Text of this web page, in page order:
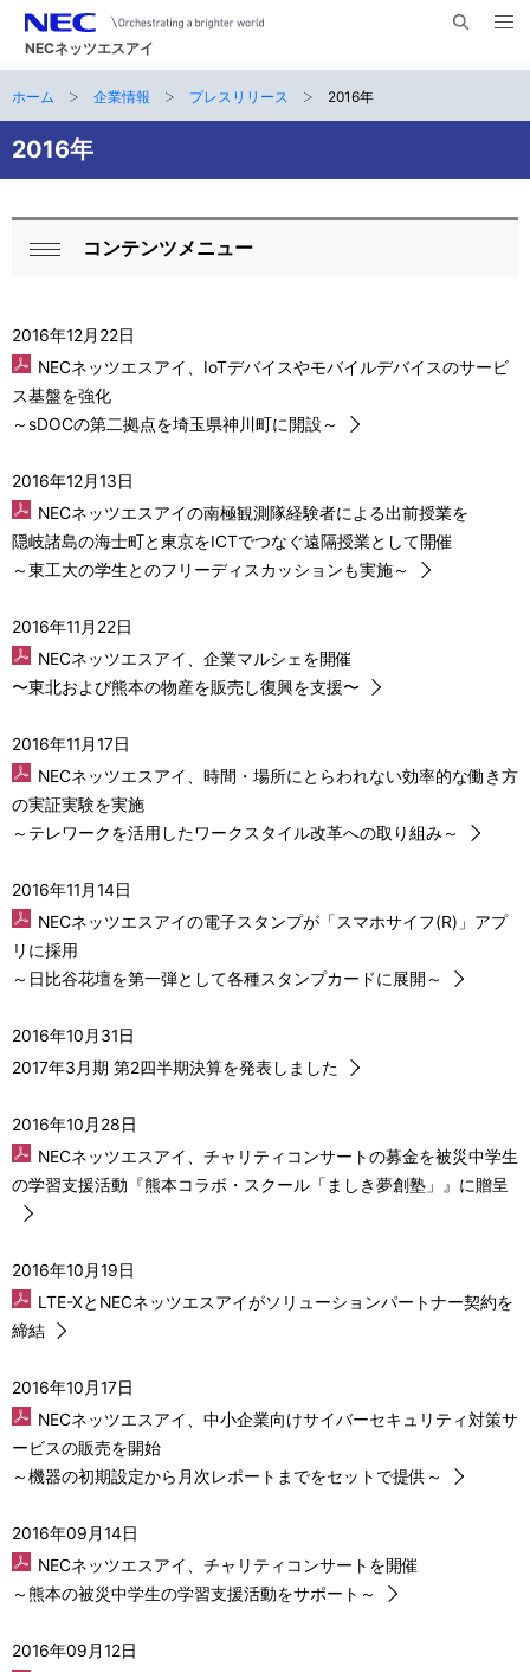
NECネッツエスアイ
内
メ
ナ
ビ
ゲ
ー
ン
サ
イ
現
在
位
ホーム 企業情報 プレスリリース 2016年
2016年
ロ
カ
ル
ナ
ビ
ゲ
ー
ョ
ン
る
コンテンツメニュー
2016年12月22日
NECネッツエスアイ、IoTデバイスやモバイルデバイスのサービ
ス基盤を強化
～sDOCの第二拠点を埼玉県神川町に開設～
2016年12月13日
NECネッツエスアイの南極観測隊経験者による出前授業を
隠岐諸島の海士町と東京をICTでつなぐ遠隔授業として開催
～東工大の学生とのフリーディスカッションも実施～
2016年11月22日
NECネッツエスアイ、企業マルシェを開催
〜東北および熊本の物産を販売し復興を⽀援〜
2016年11月17日
NECネッツエスアイ、時間・場所にとらわれない効率的な働き方
の実証実験を実施
～テレワークを活用したワークスタイル改革への取り組み～
2016年11月14日
NECネッツエスアイの電子スタンプが「スマホサイフ(R)」アプ
リに採用
～日比谷花壇を第一弾として各種スタンプカードに展開～
2016年10月31日
2017年3月期 第2四半期決算を発表しました
2016年10月28日
NECネッツエスアイ、チャリティコンサートの募金を被災中学生
の学習支援活動『熊本コラボ・スクール「ましき夢創塾」』に贈呈
2016年10月19日
LTE-XとNECネッツエスアイがソリューションパートナー契約を
締結
2016年10月17日
NECネッツエスアイ、中小企業向けサイバーセキュリティ対策サ
ービスの販売を開始
～機器の初期設定から月次レポートまでをセットで提供～
2016年09月14日
NECネッツエスアイ、チャリティコンサートを開催
～熊本の被災中学生の学習支援活動をサポート～
2016年09月12日